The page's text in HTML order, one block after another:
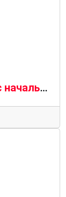
VirtualBox 7.2.14 Выпущен с начальной поддержкой ядра Linux 7.2